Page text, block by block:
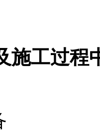
施工过程